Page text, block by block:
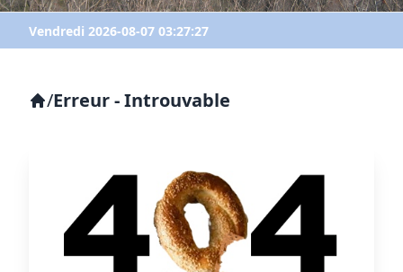
Vendredi 2026-08-07 03:27:27
/Erreur - Introuvable